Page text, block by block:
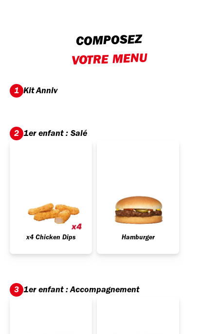
COMPOSEZ
VOTRE MENU
1 Kit Anniv
2 1er enfant : Salé
x4 Chicken Dips Hamburger
3 1er enfant : Accompagnement